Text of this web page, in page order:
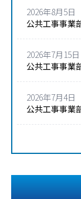
2026年8月5日
公共工事事業
2026年7月15日
公共工事事業
2026年7月4日
公共工事事業